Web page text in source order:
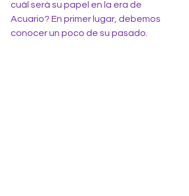
cuál será su papel en la era de
Acuario? En primer lugar, debemos
conocer un poco de su pasado.